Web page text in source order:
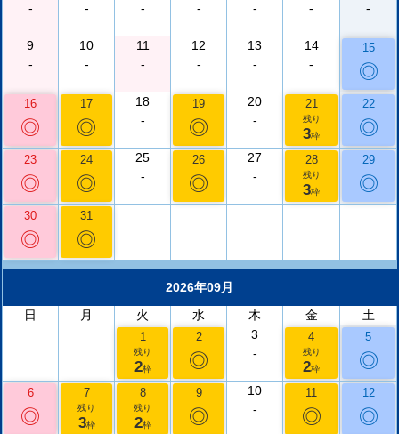
-
-
-
-
-
-
-
9
-
10
-
11
-
12
-
13
-
14
-
15
◎
16
◎
17
◎
18
-
19
◎
20
-
21
残り
3枠
22
◎
23
◎
24
◎
25
-
26
◎
27
-
28
残り
3枠
29
◎
30
◎
31
◎
2026年09月
日
月 火 水 木 金 土
1
残り
2枠
2
◎
3
-
4
残り
2枠
5
◎
6
◎
7
残り
3枠
8
残り
2枠
9
◎
10
-
11
◎
12
◎